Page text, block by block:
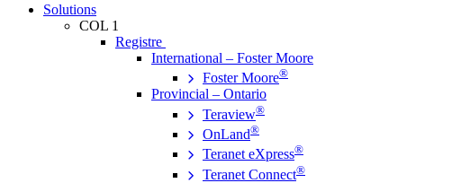
Solutions
COL 1
Registre
International – Foster Moore
Foster Moore®
Provincial – Ontario
Teraview®
OnLand®
Teranet eXpress®
Teranet Connect®